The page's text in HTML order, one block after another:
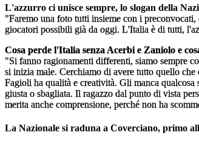
L'azzurro ci unisce sempre, lo slogan della
"Faremo una foto tutti insieme con i
giocatori possibili già da oggi. L'Italia è di tutti,
Cosa perde l'Italia senza Acerbi e Zaniolo e
"Si fanno ragionamenti differenti, siamo sempre
si inizia male. Cerchiamo di avere tutto quello
Fagioli ha qualità e creatività. Gli manca
giusta o sbagliata. Il ragazzo dal punto di vista
merita anche comprensione, perché non ha
La Nazionale si raduna a Coverciano, primo